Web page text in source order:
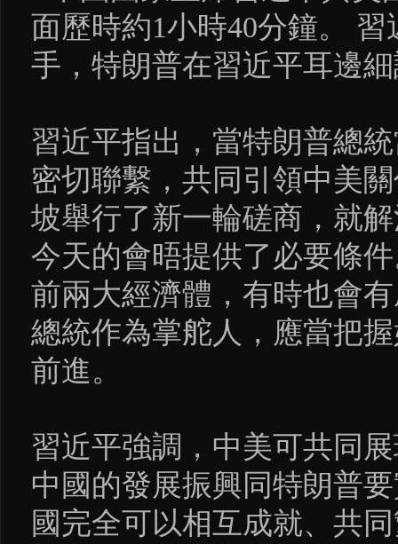
面歷時約1小時40分鐘。
手，特朗普在習近平耳邊
習近平指出，當特朗普總
密切聯繫，共同引領中美
坡舉行了新一輪磋商，就
今天的會晤提供了必要條
前兩大經濟體，有時也會
總統作為掌舵人，應當把
前進。
習近平強調，中美可共同
中國的發展振興同特朗普
國完全可以相互成就、共